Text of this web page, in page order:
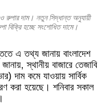
রুপার দাম। নতুন সিদ্ধান্ত অনুযায়ী
বিক্রি হচ্ছে সংশোধিত দামে।
এ তথ্য জানায় বাংলাদেশ
স্থানীয় বাজারে তেজাবি
দাম কমে যাওয়ায় সার্বিক
করা হয়েছে। শনিবার সকাল